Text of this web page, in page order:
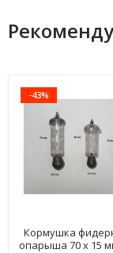
-43%
Кормушка
опарыша 70 х 15